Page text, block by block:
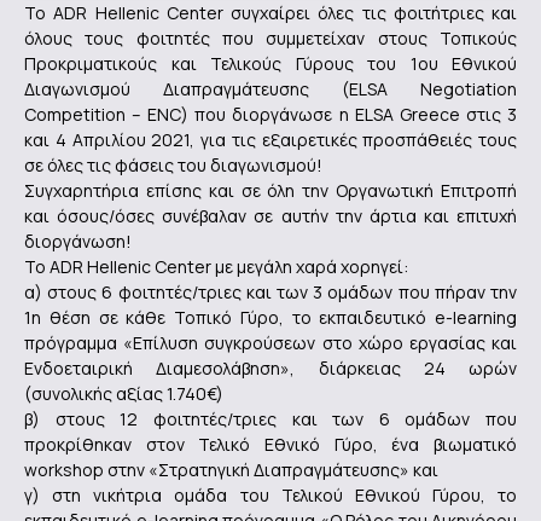
Το ADR Hellenic Center συγχαίρει όλες τις φοιτήτριες και
όλους τους φοιτητές που συμμετείχαν στους Τοπικούς
Προκριματικούς και Τελικούς Γύρους του 1ου Εθνικού
Διαγωνισμού Διαπραγμάτευσης (ELSA Negotiation
Competition – ENC) που διοργάνωσε η ELSA Greece στις 3
και 4 Απριλίου 2021, για τις εξαιρετικές προσπάθειές τους
σε όλες τις φάσεις του διαγωνισμού!
Συγχαρητήρια επίσης και σε όλη την Οργανωτική Επιτροπή
και όσους/όσες συνέβαλαν σε αυτήν την άρτια και επιτυχή
διοργάνωση!
Το ADR Hellenic Center με μεγάλη χαρά χορηγεί:
α) στους 6 φοιτητές/τριες και των 3 ομάδων που πήραν την
1η θέση σε κάθε Τοπικό Γύρο, το εκπαιδευτικό e-learning
πρόγραμμα «Επίλυση συγκρούσεων στο χώρο εργασίας και
Ενδοεταιρική Διαμεσολάβηση», διάρκειας 24 ωρών
(συνολικής αξίας 1.740€)
β) στους 12 φοιτητές/τριες και των 6 ομάδων που
προκρίθηκαν στον Τελικό Εθνικό Γύρο, ένα βιωματικό
workshop στην «Στρατηγική Διαπραγμάτευσης» και
γ) στη νικήτρια ομάδα του Τελικού Εθνικού Γύρου, το